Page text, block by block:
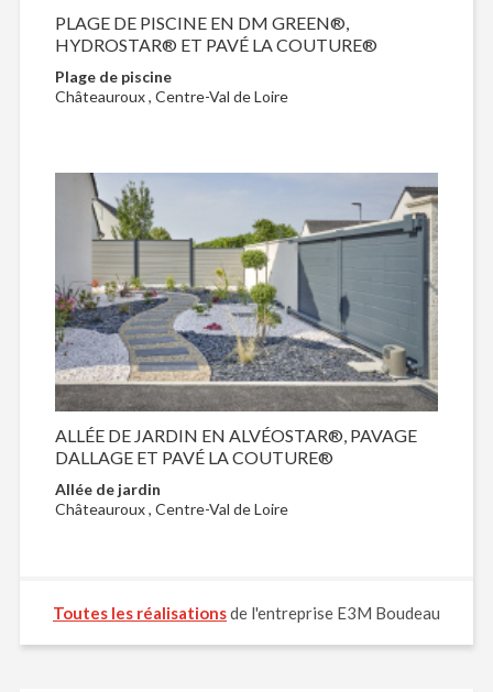
PLAGE DE PISCINE EN DM GREEN®,
HYDROSTAR® ET PAVÉ LA COUTURE®
Plage de piscine
Châteauroux , Centre-Val de Loire
ALLÉE DE JARDIN EN ALVÉOSTAR®, PAVAGE
DALLAGE ET PAVÉ LA COUTURE®
Allée de jardin
Châteauroux , Centre-Val de Loire
Toutes les réalisationsde l'entreprise E3M Boudeau